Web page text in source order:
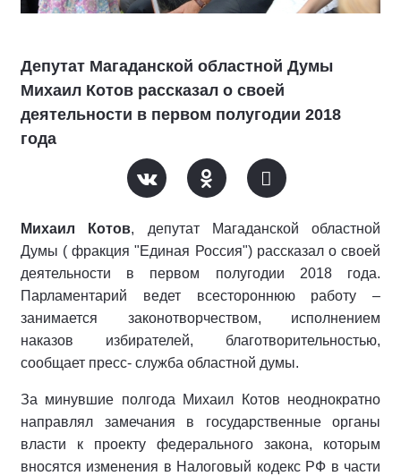
Депутат Магаданской областной Думы
Михаил Котов рассказал о своей
деятельности в первом полугодии 2018
года
Михаил Котов, депутат Магаданской областной
Думы ( фракция "Единая Россия") рассказал о своей
деятельности в первом полугодии 2018 года.
Парламентарий ведет всестороннюю работу –
занимается законотворчеством, исполнением
наказов избирателей, благотворительностью,
сообщает пресс- служба областной думы.
За минувшие полгода Михаил Котов неоднократно
направлял замечания в государственные органы
власти к проекту федерального закона, которым
вносятся изменения в Налоговый кодекс РФ в части